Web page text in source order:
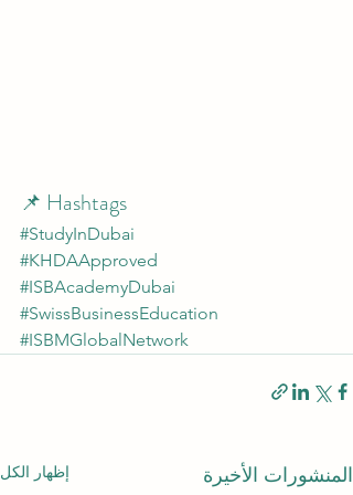
📌 Hashtags
#StudyInDubai
#KHDAApproved
#ISBAcademyDubai
#SwissBusinessEducation
#ISBMGlobalNetwork
المنشورات الأخيرة إظهار الكل